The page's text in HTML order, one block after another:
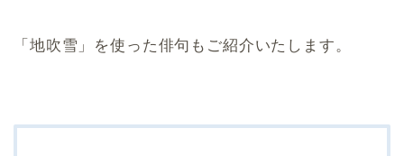
「地吹雪」を使った俳句もご紹介いたします。